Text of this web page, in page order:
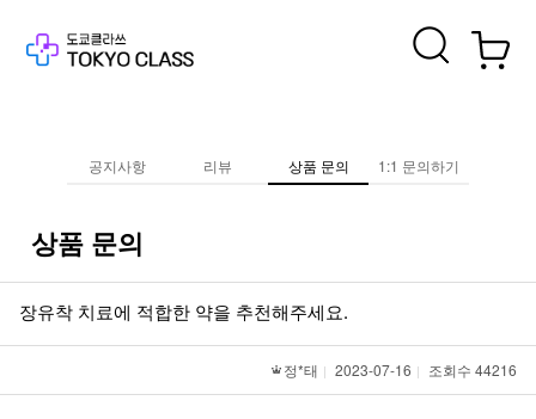
공지사항 리뷰 상품 문의 1:1 문의하기
상품 문의
장유착 치료에 적합한 약을 추천해주세요.
정*태 2023-07-16 조회수 44216